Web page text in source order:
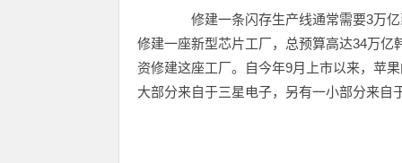
修建一条闪存生产线通常需要3万亿
修建一座新型芯片工厂，总预算高达34万
资修建这座工厂。自今年9月上市以来，苹
大部分来自于三星电子，另有一小部分来自